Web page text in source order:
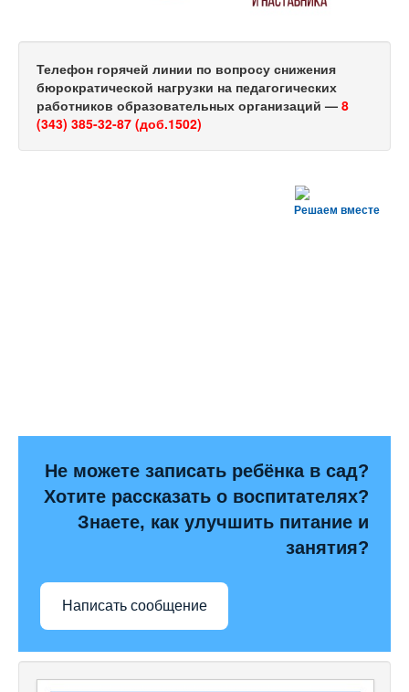
Телефон горячей линии по вопросу снижения
бюрократической нагрузки на педагогических
работников образовательных организаций — 8
(343) 385-32-87 (доб.1502)
Решаем вместе
Не можете записать ребёнка в сад?
Хотите рассказать о воспитателях?
Знаете, как улучшить питание и
занятия?
Написать сообщение